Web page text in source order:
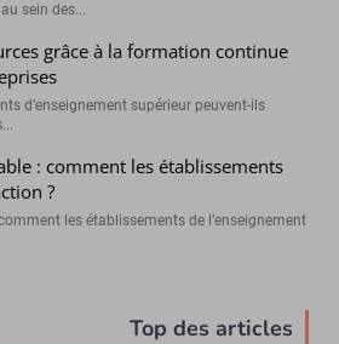
sein des...
grâce à la formation continue
d’enseignement supérieur peuvent-ils
: comment les établissements
?
les établissements de l’enseignement
Top des articles